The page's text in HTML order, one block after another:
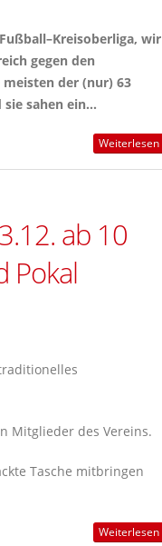
wir
gegen den
der (nur) 63
sahen ein...
Weiterlesen
ab 10
Pokal
Mitglieder des Vereins.
Tasche mitbringen
Weiterlesen